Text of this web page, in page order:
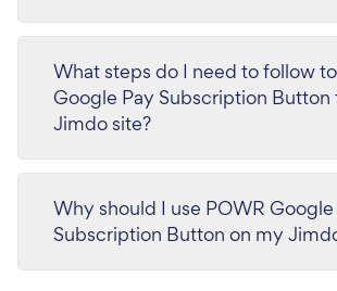
What steps do I need to follow
Google Pay Subscription Button
Jimdo site?
Why should I use POWR Google
Subscription Button on my